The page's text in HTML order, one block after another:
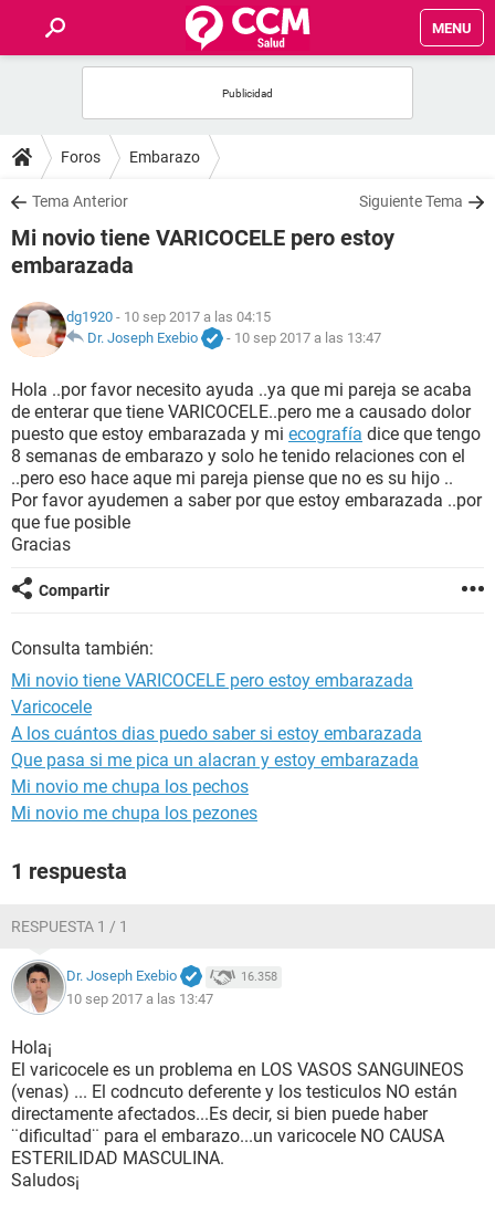
MENU
FOROS
SALUD
FAMILIA
NUTRICIÓN
SEXUALIDAD
GLOSARIO
Foros Embarazo
Tema Anterior Siguiente Tema
Mi novio tiene VARICOCELE pero estoy
embarazada
dg1920 - 10 sep 2017 a las 04:15
Dr. Joseph Exebio
- 10 sep 2017 a las 13:47
Hola ..por favor necesito ayuda ..ya que mi pareja se acaba
de enterar que tiene VARICOCELE..pero me a causado dolor
puesto que estoy embarazada y mi ecografía dice que tengo
8 semanas de embarazo y solo he tenido relaciones con el
..pero eso hace aque mi pareja piense que no es su hijo ..
Por favor ayudemen a saber por que estoy embarazada ..por
que fue posible
Gracias
Compartir
Consulta también:
Mi novio tiene VARICOCELE pero estoy embarazada
Varicocele
A los cuántos dias puedo saber si estoy embarazada
Que pasa si me pica un alacran y estoy embarazada
Mi novio me chupa los pechos
Mi novio me chupa los pezones
1 respuesta
RESPUESTA 1 / 1
Dr. Joseph Exebio 16.358
10 sep 2017 a las 13:47
Hola¡
El varicocele es un problema en LOS VASOS SANGUINEOS
(venas) ... El codncuto deferente y los testiculos NO están
directamente afectados...Es decir, si bien puede haber
¨dificultad¨ para el embarazo...un varicocele NO CAUSA
ESTERILIDAD MASCULINA.
Saludos¡